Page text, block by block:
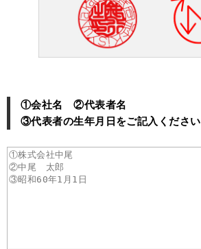
①会社名 ②代表者名
③代表者の生年月日をご記入ください